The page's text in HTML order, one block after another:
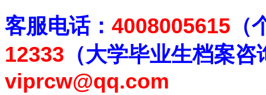
客服电话： 4008005615
12333 （大学毕业生档案咨
viprcw@qq.com